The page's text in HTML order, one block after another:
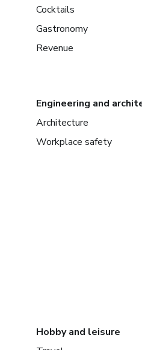
Cocktails
Gastronomy
Revenue
Engineering and
Architecture
Workplace safety
Hobby and leisure